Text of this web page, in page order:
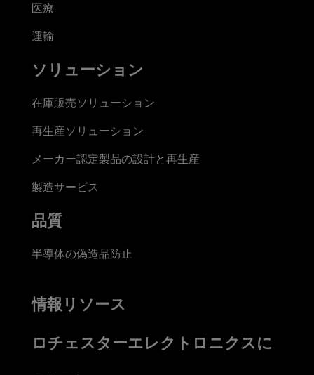
医療
運輸
ソリューション
在庫販売ソリューション
再生産ソリューション
メーカー認定製品の設計と再生産
製造サービス
品質
半導体の偽造品防止
情報リソース
ロチェスターエレクトロニクスに